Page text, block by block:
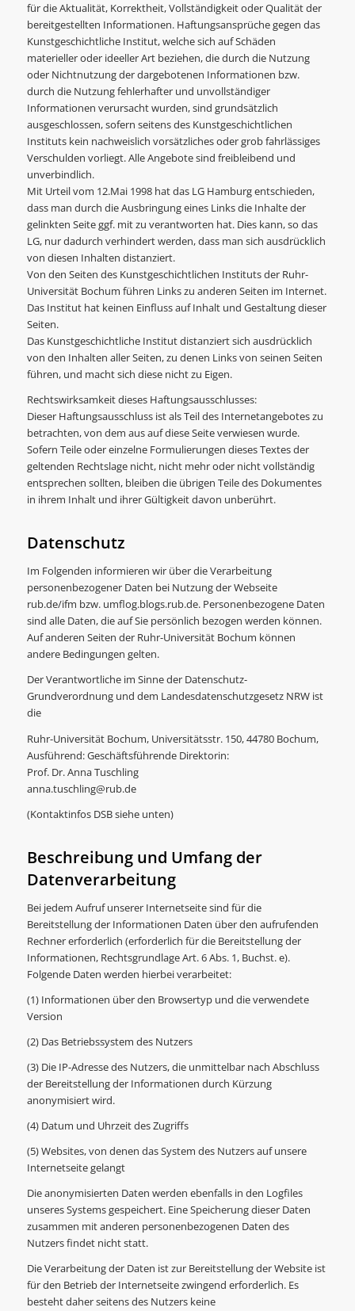
für die Aktualität, Korrektheit, Vollständigkeit oder Qualität der
bereitgestellten Informationen. Haftungsansprüche gegen das
Kunstgeschichtliche Institut, welche sich auf Schäden
materieller oder ideeller Art beziehen, die durch die Nutzung
oder Nichtnutzung der dargebotenen Informationen bzw.
durch die Nutzung fehlerhafter und unvollständiger
Informationen verursacht wurden, sind grundsätzlich
ausgeschlossen, sofern seitens des Kunstgeschichtlichen
Instituts kein nachweislich vorsätzliches oder grob fahrlässiges
Verschulden vorliegt. Alle Angebote sind freibleibend und
unverbindlich.
Mit Urteil vom 12.Mai 1998 hat das LG Hamburg entschieden,
dass man durch die Ausbringung eines Links die Inhalte der
gelinkten Seite ggf. mit zu verantworten hat. Dies kann, so das
LG, nur dadurch verhindert werden, dass man sich ausdrücklich
von diesen Inhalten distanziert.
Von den Seiten des Kunstgeschichtlichen Instituts der Ruhr-
Universität Bochum führen Links zu anderen Seiten im Internet.
Das Institut hat keinen Einfluss auf Inhalt und Gestaltung dieser
Seiten.
Das Kunstgeschichtliche Institut distanziert sich ausdrücklich
von den Inhalten aller Seiten, zu denen Links von seinen Seiten
führen, und macht sich diese nicht zu Eigen.
Rechtswirksamkeit dieses Haftungsausschlusses:
Dieser Haftungsausschluss ist als Teil des Internetangebotes zu
betrachten, von dem aus auf diese Seite verwiesen wurde.
Sofern Teile oder einzelne Formulierungen dieses Textes der
geltenden Rechtslage nicht, nicht mehr oder nicht vollständig
entsprechen sollten, bleiben die übrigen Teile des Dokumentes
in ihrem Inhalt und ihrer Gültigkeit davon unberührt.
Datenschutz
Im Folgenden informieren wir über die Verarbeitung
personenbezogener Daten bei Nutzung der Webseite
rub.de/ifm bzw. umflog.blogs.rub.de. Personenbezogene Daten
sind alle Daten, die auf Sie persönlich bezogen werden können.
Auf anderen Seiten der Ruhr-Universität Bochum können
andere Bedingungen gelten.
Der Verantwortliche im Sinne der Datenschutz-
Grundverordnung und dem Landesdatenschutzgesetz NRW ist
die
Ruhr-Universität Bochum, Universitätsstr. 150, 44780 Bochum,
Ausführend: Geschäftsführende Direktorin:
Prof. Dr. Anna Tuschling
anna.tuschling@rub.de
(Kontaktinfos DSB siehe unten)
Beschreibung und Umfang der
Datenverarbeitung
Bei jedem Aufruf unserer Internetseite sind für die
Bereitstellung der Informationen Daten über den aufrufenden
Rechner erforderlich (erforderlich für die Bereitstellung der
Informationen, Rechtsgrundlage Art. 6 Abs. 1, Buchst. e).
Folgende Daten werden hierbei verarbeitet:
(1) Informationen über den Browsertyp und die verwendete
Version
(2) Das Betriebssystem des Nutzers
(3) Die IP-Adresse des Nutzers, die unmittelbar nach Abschluss
der Bereitstellung der Informationen durch Kürzung
anonymisiert wird.
(4) Datum und Uhrzeit des Zugriffs
(5) Websites, von denen das System des Nutzers auf unsere
Internetseite gelangt
Die anonymisierten Daten werden ebenfalls in den Logfiles
unseres Systems gespeichert. Eine Speicherung dieser Daten
zusammen mit anderen personenbezogenen Daten des
Nutzers findet nicht statt.
Die Verarbeitung der Daten ist zur Bereitstellung der Website ist
für den Betrieb der Internetseite zwingend erforderlich. Es
besteht daher seitens des Nutzers keine